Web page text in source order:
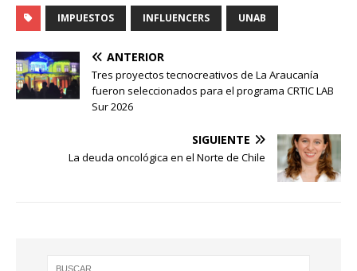
IMPUESTOS INFLUENCERS UNAB
ANTERIOR
Tres proyectos tecnocreativos de La Araucanía
fueron seleccionados para el programa CRTIC LAB
Sur 2026
SIGUIENTE
La deuda oncológica en el Norte de Chile